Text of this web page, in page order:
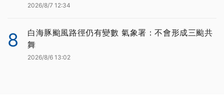
2026/8/7 12:34
8
白海豚颱風路徑仍有變數 氣象署：不會形成三颱共
舞
2026/8/6 13:02